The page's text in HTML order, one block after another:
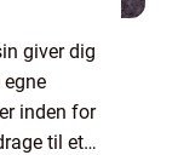
giver dig
inden for
til et